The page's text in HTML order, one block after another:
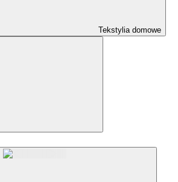
Tekstylia domowe